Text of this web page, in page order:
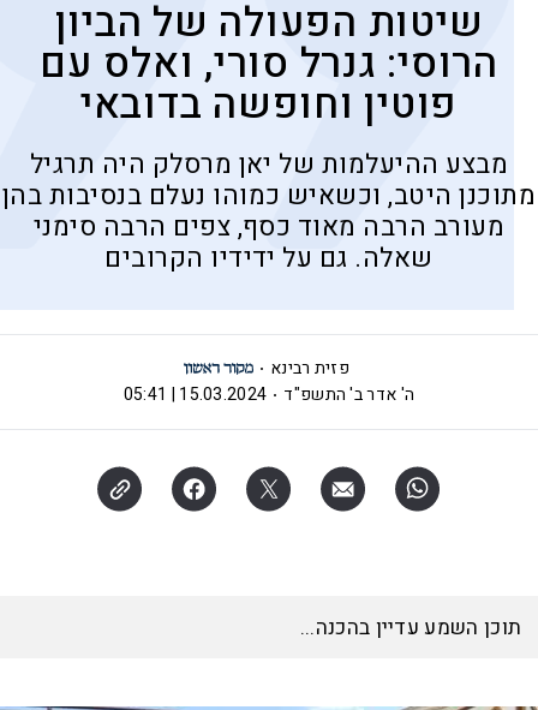
שיטות הפעולה של הביון
הרוסי: גנרל סורי, ואלס עם
פוטין וחופשה בדובאי
מבצע ההיעלמות של יאן מרסלק היה תרגיל
מתוכנן היטב, וכשאיש כמוהו נעלם בנסיבות בהן
מעורב הרבה מאוד כסף, צפים הרבה סימני
שאלה. גם על ידידיו הקרובים
פזית רבינא
ה' אדר ב' התשפ"ד
15.03.2024 | 05:41
תוכן השמע עדיין בהכנה...